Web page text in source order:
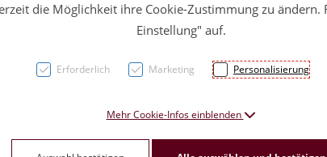
49,95
die Möglichkeit ihre Cookie-Zustimmung zu ändern.
Einstellung" auf.
Erforderlich Marketing Personalisierung
Mehr Cookie-Infos einblenden